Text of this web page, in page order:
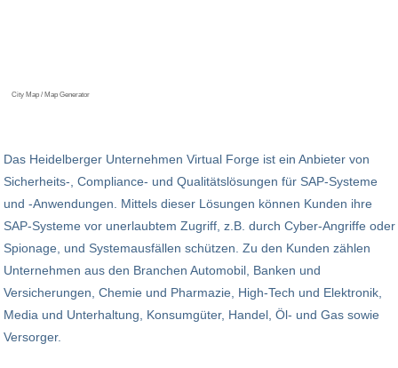
City Map / Map Generator
Das Heidelberger Unternehmen Virtual Forge ist ein Anbieter von
Sicherheits-, Compliance- und Qualitätslösungen für SAP-Systeme
und -Anwendungen. Mittels dieser Lösungen können Kunden ihre
SAP-Systeme vor unerlaubtem Zugriff, z.B. durch Cyber-Angriffe oder
Spionage, und Systemausfällen schützen. Zu den Kunden zählen
Unternehmen aus den Branchen Automobil, Banken und
Versicherungen, Chemie und Pharmazie, High-Tech und Elektronik,
Media und Unterhaltung, Konsumgüter, Handel, Öl- und Gas sowie
Versorger.